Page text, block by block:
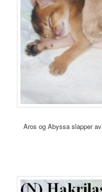
Aros og Abyssa slapper av